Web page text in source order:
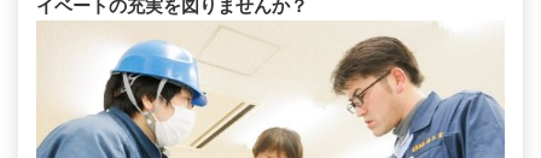
イベートの充実を図りませんか？